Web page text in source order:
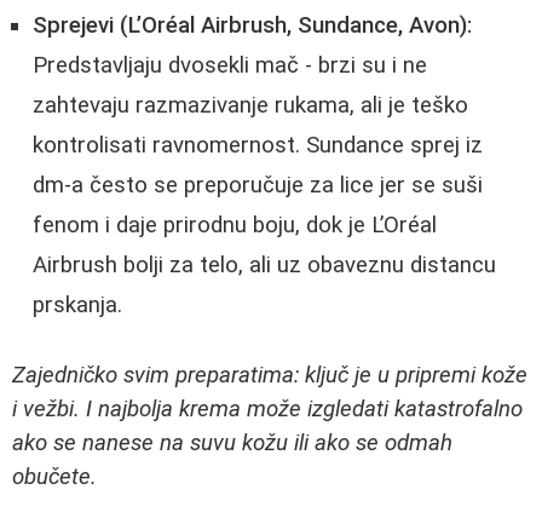
Sprejevi (L’Oréal Airbrush, Sundance, Avon):
Predstavljaju dvosekli mač - brzi su i ne
zahtevaju razmazivanje rukama, ali je teško
kontrolisati ravnomernost. Sundance sprej iz
dm-a često se preporučuje za lice jer se suši
fenom i daje prirodnu boju, dok je L’Oréal
Airbrush bolji za telo, ali uz obaveznu distancu
prskanja.
Zajedničko svim preparatima: ključ je u pripremi kože
i vežbi. I najbolja krema može izgledati katastrofalno
ako se nanese na suvu kožu ili ako se odmah
obučete.